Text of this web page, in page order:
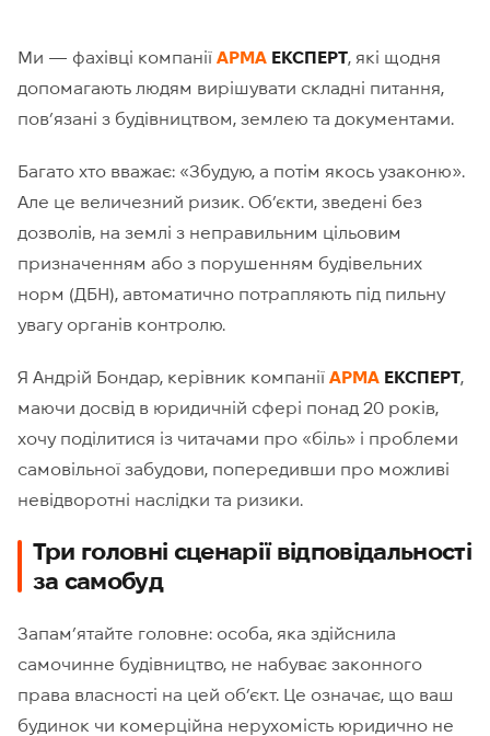
Ми — фахівці компанії АРМА ЕКСПЕРТ, які щодня
допомагають людям вирішувати складні питання,
пов’язані з будівництвом, землею та документами.
Багато хто вважає: «Збудую, а потім якось узаконю».
Але це величезний ризик. Об’єкти, зведені без
дозволів, на землі з неправильним цільовим
призначенням або з порушенням будівельних
норм (ДБН), автоматично потрапляють під пильну
увагу органів контролю.
Я Андрій Бондар, керівник компанії АРМА ЕКСПЕРТ,
маючи досвід в юридичній сфері понад 20 років,
хочу поділитися із читачами про «біль» і проблеми
самовільної забудови, попередивши про можливі
невідворотні наслідки та ризики.
Три головні сценарії відповідальності
за самобуд
Запам’ятайте головне: особа, яка здійснила
самочинне будівництво, не набуває законного
права власності на цей об’єкт. Це означає, що ваш
будинок чи комерційна нерухомість юридично не